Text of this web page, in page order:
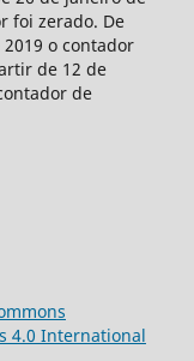
foi zerado. De
o contador
de 12 de
de
4.0 International